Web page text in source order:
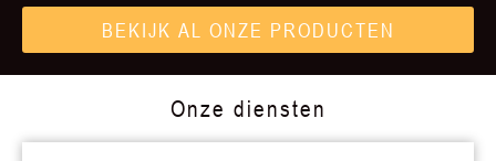
BEKIJK AL ONZE PRODUCTEN
Onze diensten